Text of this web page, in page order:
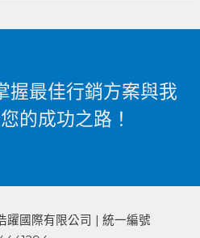
握最佳行銷方案與我
的成功之路！
國際有限公司 | 統一編號